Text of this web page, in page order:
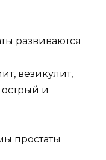
развиваются
везикулит,
острый и
простаты